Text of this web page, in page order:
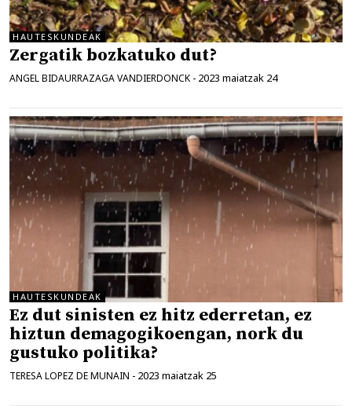
HAUTESKUNDEAK
Zergatik bozkatuko dut?
ANGEL BIDAURRAZAGA VANDIERDONCK - 2023 maiatzak 24
HAUTESKUNDEAK
Ez dut sinisten ez hitz ederretan, ez
hiztun demagogikoengan, nork du
gustuko politika?
TERESA LOPEZ DE MUNAIN - 2023 maiatzak 25